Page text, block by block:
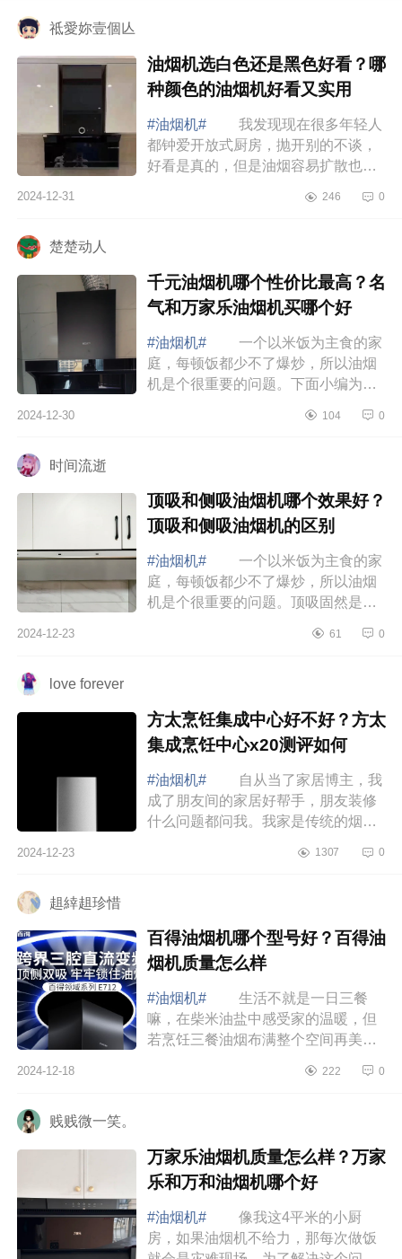
祗愛妳壹個亾
油烟机选白色还是黑色好看？哪
种颜色的油烟机好看又实用
#油烟机#
我发现现在很多年轻人
都钟爱开放式厨房，抛开别的不谈，
好看是真的，但是油烟容易扩散也是
下面小编为大家介绍下油烟机选白色
2024-12-31 246 0
楚楚动人
千元油烟机哪个性价比最高？名
气和万家乐油烟机买哪个好
#油烟机#
一个以米饭为主食的家
庭，每顿饭都少不了爆炒，所以油烟
机是个很重要的问题。下面小编为大
高？名气和万家乐油烟机买哪个
2024-12-30 104 0
时间流逝
顶吸和侧吸油烟机哪个效果好？
顶吸和侧吸油烟机的区别
#油烟机#
一个以米饭为主食的家
庭，每顿饭都少不了爆炒，所以油烟
机是个很重要的问题。顶吸固然是好
面小编为大家介绍下顶吸和侧吸油烟
2024-12-23 61 0
love forever
方太烹饪集成中心好不好？方太
集成烹饪中心x20测评如何
#油烟机#
自从当了家居博主，我
成了朋友间的家居好帮手，朋友装修
什么问题都问我。我家是传统的烟机
在叫我重新装修一定选集成烹饪中
2024-12-23 1307 0
趄緈趄珍惜
百得油烟机哪个型号好？百得油
烟机质量怎么样
#油烟机#
生活不就是一日三餐
嘛，在柴米油盐中感受家的温暖，但
若烹饪三餐油烟布满整个空间再美丽
介绍下百得油烟机哪个型号好？百得
2024-12-18 222 0
贱贱微一笑。
万家乐油烟机质量怎么样？万家
乐和万和油烟机哪个好
#油烟机#
像我这4平米的小厨
房，如果油烟机不给力，那每次做饭